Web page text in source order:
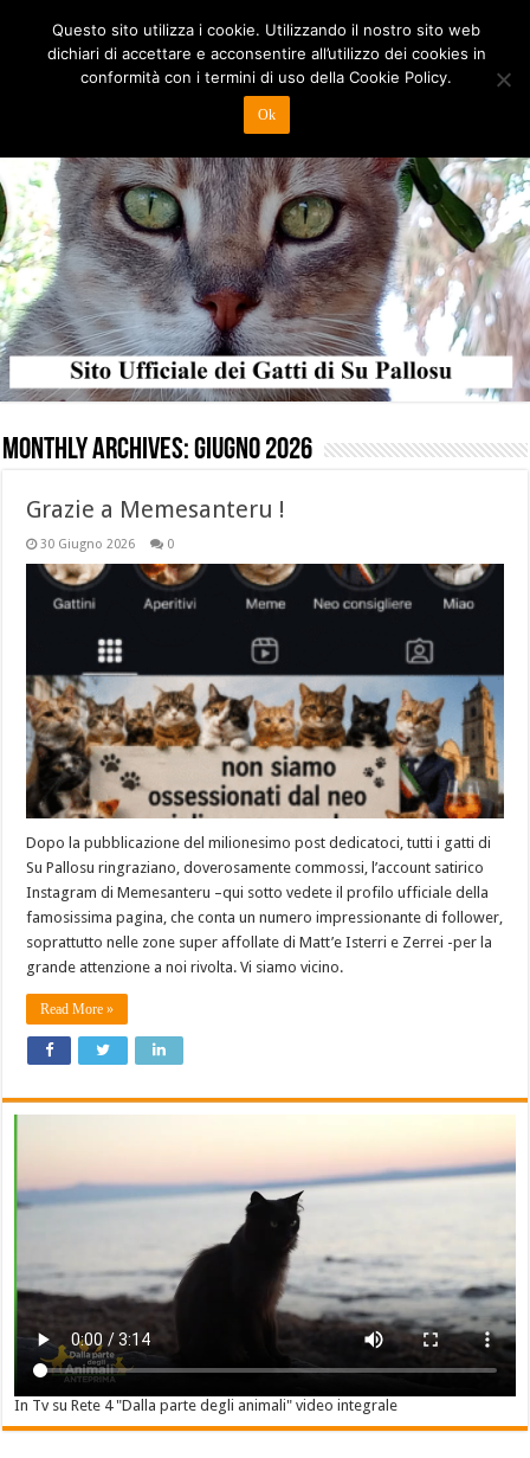
Monthly Archives:Giugno 2026
Grazie a Memesanteru !
30 Giugno 2026 0
Dopo la pubblicazione del milionesimo post dedicatoci, tutti i gatti di
Su Pallosu ringraziano, doverosamente commossi, l’account satirico
Instagram di Memesanteru –qui sotto vedete il profilo ufficiale della
famosissima pagina, che conta un numero impressionante di follower,
soprattutto nelle zone super affollate di Matt’e Isterri e Zerrei -per la
grande attenzione a noi rivolta. Vi siamo vicino.
Read More »
In Tv su Rete 4 "Dalla parte degli animali" video integrale
Questo sito utilizza i cookie. Utilizzando il nostro sito web
dichiari di accettare e acconsentire all’utilizzo dei cookies in
conformità con i termini di uso della Cookie Policy.
Ok